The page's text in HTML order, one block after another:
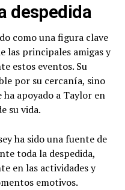
despedida
como una figura clave
las principales amigas y
estos eventos. Su
por su cercanía, sino
apoyado a Taylor en
su vida.
ha sido una fuente de
toda la despedida,
en las actividades y
emotivos.